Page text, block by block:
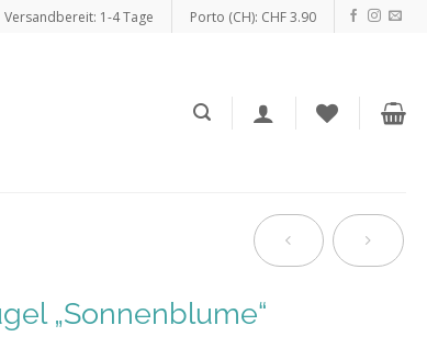
Versandbereit: 1-4 Tage Porto (CH): CHF 3.90
„Sonnenblume“